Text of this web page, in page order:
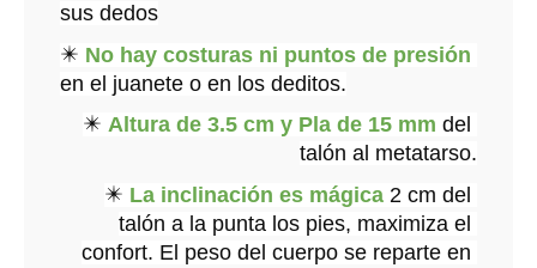
sus dedos
✴️ No hay costuras ni puntos de presión
en el juanete o en los deditos.
✴️ Altura de 3.5 cm y Pla de 15 mm del
talón al metatarso.
✴️ La inclinación es mágica 2 cm del
talón a la punta los pies, maximiza el
confort. El peso del cuerpo se reparte en